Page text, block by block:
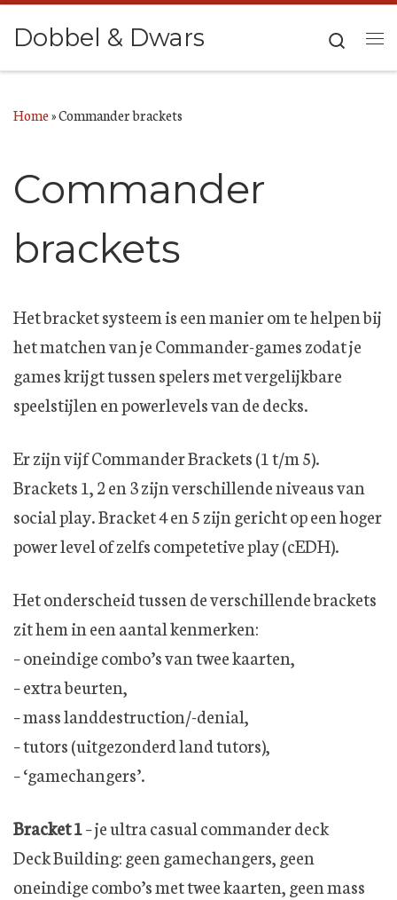
Ga naar inhoud
Dobbel & Dwars
Search
Home»Commander brackets
Commander
brackets
Het bracket systeem is een manier om te helpen bij
het matchen van je Commander-games zodat je
games krijgt tussen spelers met vergelijkbare
speelstijlen en powerlevels van de decks.
Er zijn vijf Commander Brackets (1 t/m 5).
Brackets 1, 2 en 3 zijn verschillende niveaus van
social play. Bracket 4 en 5 zijn gericht op een hoger
power level of zelfs competetive play (cEDH).
Het onderscheid tussen de verschillende brackets
zit hem in een aantal kenmerken:
– oneindige combo’s van twee kaarten,
– extra beurten,
– mass landdestruction/-denial,
– tutors (uitgezonderd land tutors),
– ‘gamechangers’.
Bracket 1– je ultra casual commander deck
Deck Building: geen gamechangers, geen
oneindige combo’s met twee kaarten, geen mass